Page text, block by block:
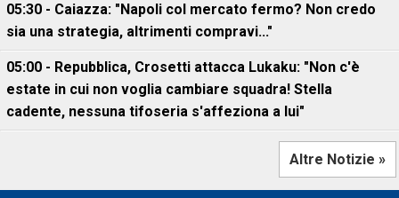
05:30 - Caiazza: "Napoli col mercato fermo? Non credo
sia una strategia, altrimenti compravi..."
05:00 - Repubblica, Crosetti attacca Lukaku: "Non c'è
estate in cui non voglia cambiare squadra! Stella
cadente, nessuna tifoseria s'affeziona a lui"
Altre Notizie »